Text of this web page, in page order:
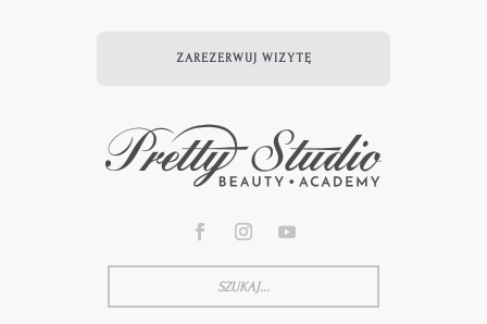
ZAREZERWUJ WIZYTĘ